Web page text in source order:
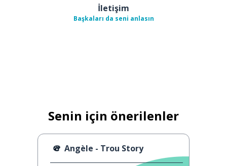
İletişim
Başkaları da seni anlasın
Senin için önerilenler
Angèle - Trou Story